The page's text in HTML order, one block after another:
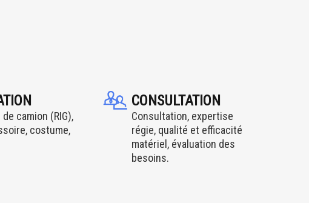
camion (RIG),
costume,
CONSULTATION
Consultation, expertise
régie, qualité et efficacité
matériel, évaluation des
besoins.